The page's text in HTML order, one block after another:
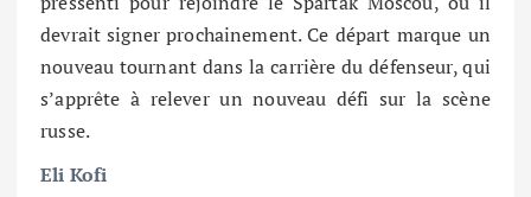
devrait signer prochainement. Ce départ marque un
nouveau tournant dans la carrière du défenseur, qui
s’apprête à relever un nouveau défi sur la scène
russe.
Eli Kofi